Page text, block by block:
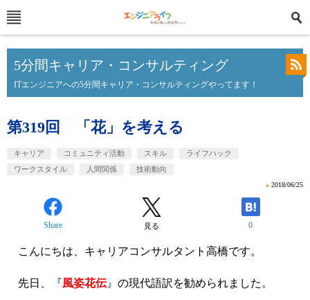
5分間キャリア・コンサルティング
ITエンジニアへの5分間キャリア・コンサルティングやってます！
第319回 「花」を考える
キャリア コミュニティ活動 スキル
ライフハック
ワークスタイル
人間関係 技術動向
» 2018/06/25
Share 見る 0
こんにちは、キャリアコンサルタント高橋です。
先日、『風姿花伝』の現代語訳を勧められました。